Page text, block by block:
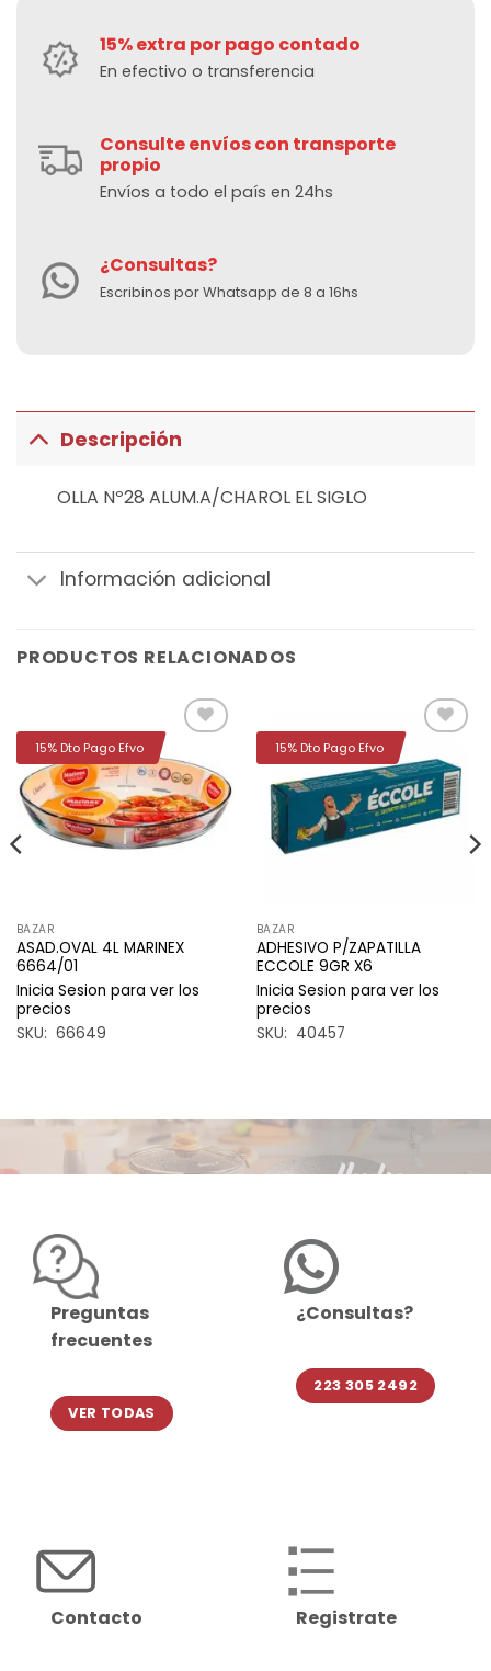
15% extra por pago contado
En efectivo o transferencia
Consulte envíos con transporte
propio
Envíos a todo el país en 24hs
¿Consultas?
Escribinos por Whatsapp de 8 a 16hs
Descripción
OLLA Nº28 ALUM.A/CHAROL EL SIGLO
Información adicional
PRODUCTOS RELACIONADOS
a la
lista de
deseos
BAZAR
ASAD.OVAL 4L MARINEX
6664/01
Inicia Sesion para ver los
precios
SKU: 66649
15% Dto Pago Efvo
a la
lista de
deseos
BAZAR
ADHESIVO P/ZAPATILLA
ECCOLE 9GR X6
Inicia Sesion para ver los
precios
SKU: 40457
15% Dto Pago Efvo
Preguntas
frecuentes
VER TODAS
¿Consultas?
223 305 2492
Contacto Registrate